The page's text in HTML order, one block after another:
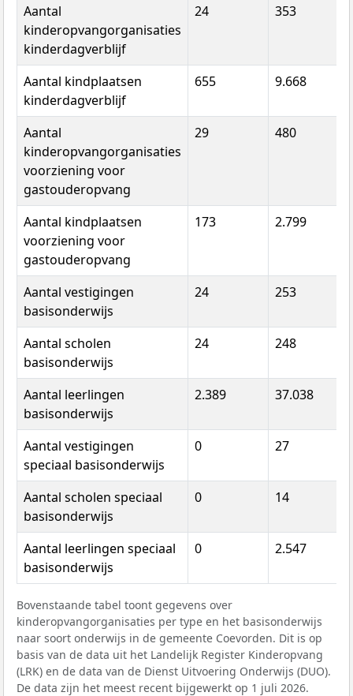
Aantal
kinderopvangorganisaties
kinderdagverblijf
24 353
Aantal kindplaatsen
kinderdagverblijf
655 9.668
Aantal
kinderopvangorganisaties
voorziening voor
gastouderopvang
29 480
Aantal kindplaatsen
voorziening voor
gastouderopvang
173 2.799
Aantal vestigingen
basisonderwijs
24 253
Aantal scholen
basisonderwijs
24 248
Aantal leerlingen
basisonderwijs
2.389 37.038
Aantal vestigingen
speciaal basisonderwijs
0 27
Aantal scholen speciaal
basisonderwijs
0 14
Aantal leerlingen speciaal
basisonderwijs
0 2.547
Bovenstaande tabel toont gegevens over
kinderopvangorganisaties per type en het basisonderwijs
naar soort onderwijs in de gemeente Coevorden. Dit is op
basis van de data uit het Landelijk Register Kinderopvang
(LRK) en de data van de Dienst Uitvoering Onderwijs (DUO).
De data zijn het meest recent bijgewerkt op 1 juli 2026.